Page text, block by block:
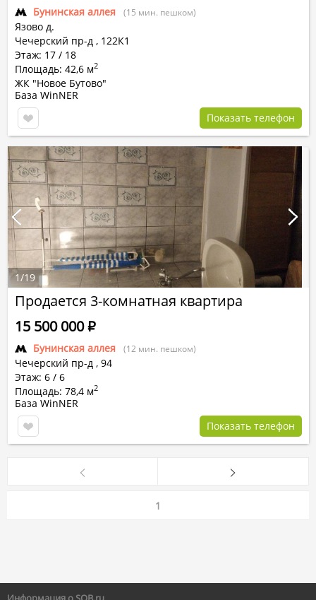
Бунинская аллея (15 мин. пешком)
Язово д.
Чечерский пр-д , 122К1
Этаж: 17 / 18
Площадь: 42,6 м2
ЖК "Новое Бутово"
База WinNER
Показать телефон
Продается 3-комнатная квартира
Бунинская аллея (12 мин. пешком)
Чечерский пр-д , 94
Этаж: 6 / 6
Площадь: 78,4 м2
15 500 000Р
База WinNER
Показать телефон
1/19
1